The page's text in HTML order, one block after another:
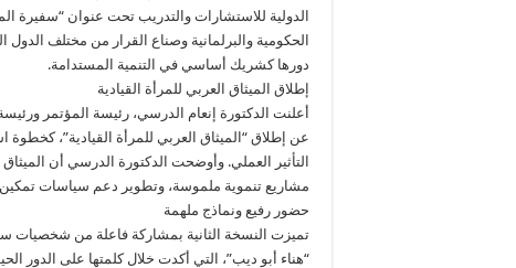
الدولية للاستشارات والتدريب تحت عنوان “سفيرة
الحكومية والبرلمانية وصناع القرار من مختلف الدول
دورها كشريك أساسي في التنمية المستدامة.
إطلاق الميثاق العربي للمرأة القيادية
أعلنت الدكتورة إنعام الدرسي، رئيسة المؤتمر
عن إطلاق “الميثاق العربي للمرأة القيادية”،
التأثير العملي. وأوضحت الدكتورة الدرسي أن الميثاق
مشاريع تنموية ملموسة، وتطوير دعم سياسات تمكين
حضور رفيع ونماذج ملهمة
تميزت النسخة الثانية بمشاركة فاعلة من شخصيات
“هناء أبو ديب”، التي أكدت خلال كلمتها على الدور